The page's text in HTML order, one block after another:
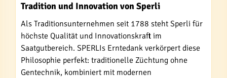
Tradition und Innovation von Sperli
Als Traditionsunternehmen seit 1788 steht Sperli für
höchste Qualität und Innovationskraft im
Saatgutbereich. SPERLIs Erntedank verkörpert diese
Philosophie perfekt: traditionelle Züchtung ohne
Gentechnik, kombiniert mit modernen